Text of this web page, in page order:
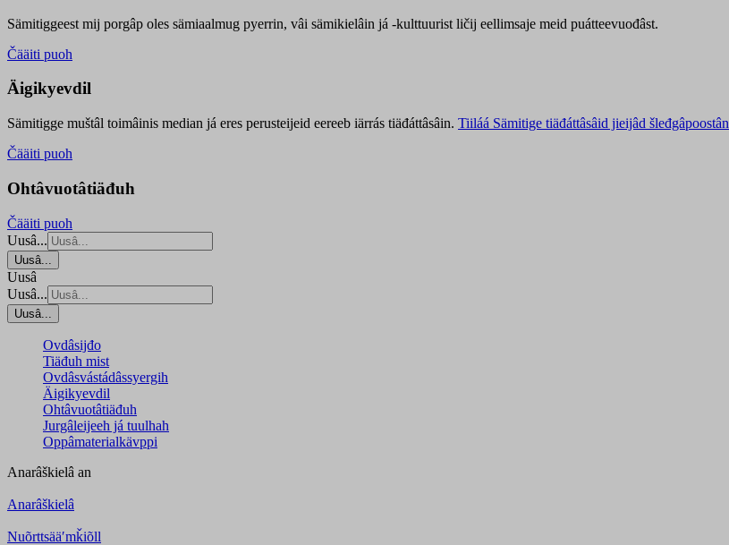
Sämitiggeest mij porgâp oles sämiaalmug pyerrin, vâi sämikielâin já -kulttuurist ličij eellimsaje meid puátteevuođâst.
Čääiti puoh
Äigikyevdil
Sämitigge muštâl toimâinis median já eres perusteijeid eereeb iärrás tiäđáttâsâin. Tiiláá Sämitige tiäđáttâsâid jieijâd šleđgâpoostân
Čääiti puoh
Ohtâvuotâtiäđuh
Čääiti puoh
Uusâ...
Uusâ...
Uusâ
Uusâ...
Uusâ...
Ovdâsijđo
Tiäđuh mist
Ovdâsvástádâssyergih
Äigikyevdil
Ohtâvuotâtiäđuh
Jurgâleijeeh já tuulhah
Oppâmaterialkävppi
Anarâškielâ an
Anarâškielâ
Nuõrttsääʹmǩiõll